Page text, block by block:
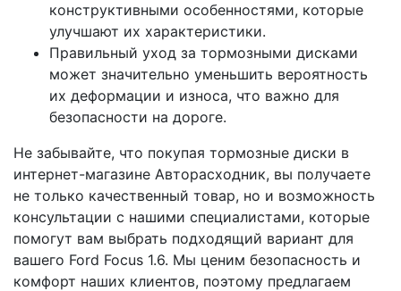
конструктивными особенностями, которые
улучшают их характеристики.
Правильный уход за тормозными дисками
может значительно уменьшить вероятность
их деформации и износа, что важно для
безопасности на дороге.
Не забывайте, что покупая тормозные диски в
интернет-магазине Авторасходник, вы получаете
не только качественный товар, но и возможность
консультации с нашими специалистами, которые
помогут вам выбрать подходящий вариант для
вашего Ford Focus 1.6. Мы ценим безопасность и
комфорт наших клиентов, поэтому предлагаем